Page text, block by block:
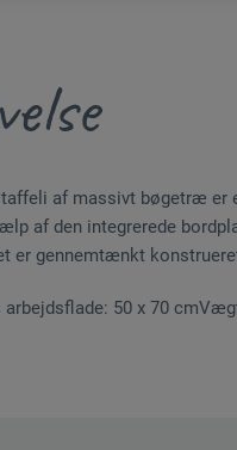
af massivt bøgetræ er
af den integrerede
er gennemtænkt
50 x 70